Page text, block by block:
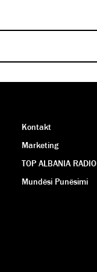
ANJA DERVISHI
ANJA DERVISHI
Kontakt
Marketing
TOP ALBANIA RADIO
Mundësi Punësimi